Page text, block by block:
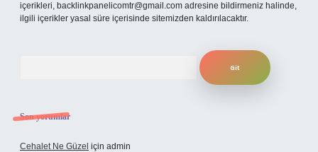
içerikleri, backlinkpanelicomtr@gmail.com adresine bildirmeniz halinde,
ilgili içerikler yasal süre içerisinde sitemizden kaldırılacaktır.
Son yorumlar
Cehalet Ne Güzel için admin